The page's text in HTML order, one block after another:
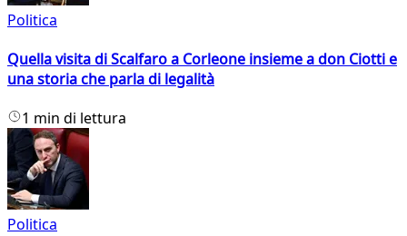
Politica
Quella visita di Scalfaro a Corleone insieme a don Ciotti e
una storia che parla di legalità
1 min di lettura
Politica